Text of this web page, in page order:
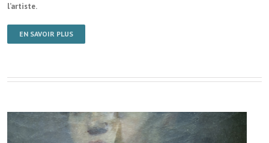
l’artiste.
EN SAVOIR PLUS